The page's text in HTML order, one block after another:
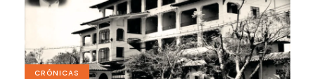
CRÓNICAS